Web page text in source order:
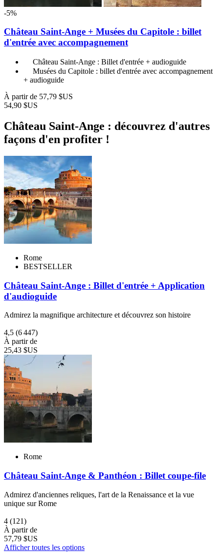
-5%
Château Saint-Ange + Musées du Capitole : billet
d'entrée avec accompagnement
Château Saint-Ange : Billet d'entrée + audioguide
Musées du Capitole : billet d'entrée avec accompagnement
+ audioguide
À partir de 57,79 $US
54,90 $US
Château Saint-Ange : découvrez d'autres
façons d'en profiter !
Rome
BESTSELLER
Château Saint-Ange : Billet d'entrée + Application
d'audioguide
Admirez la magnifique architecture et découvrez son histoire
4,5 (6 447)
À partir de
25,43 $US
Rome
Château Saint-Ange & Panthéon : Billet coupe-file
Admirez d'anciennes reliques, l'art de la Renaissance et la vue
unique sur Rome
4 (121)
À partir de
57,79 $US
Afficher toutes les options